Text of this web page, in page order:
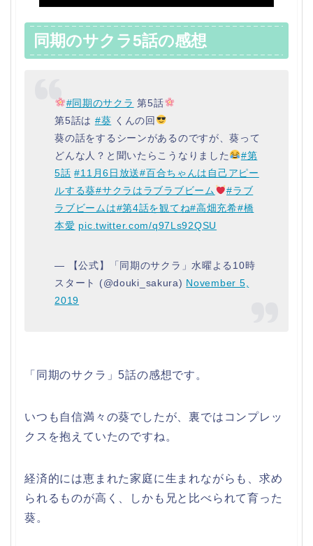
同期のサクラ5話の感想
#同期のサクラ 第5話
第5話は #葵 くんの回
葵の話をするシーンがあるのですが、葵って
どんな人？と聞いたらこうなりました
#第
5話 #11月6日放送#百合ちゃんは自己アピー
ルする葵#サクラはラブラブビーム
#ラブ
ラブビームは#第4話を観てね#高畑充希#橋
本愛 pic.twitter.com/q97Ls92QSU
— 【公式】「同期のサクラ」水曜よる10時
スタート (@douki_sakura) November 5,
2019
「同期のサクラ」5話の感想です。
いつも自信満々の葵でしたが、裏ではコンプレッ
クスを抱えていたのですね。
経済的には恵まれた家庭に生まれながらも、求め
られるものが高く、しかも兄と比べられて育った
葵。